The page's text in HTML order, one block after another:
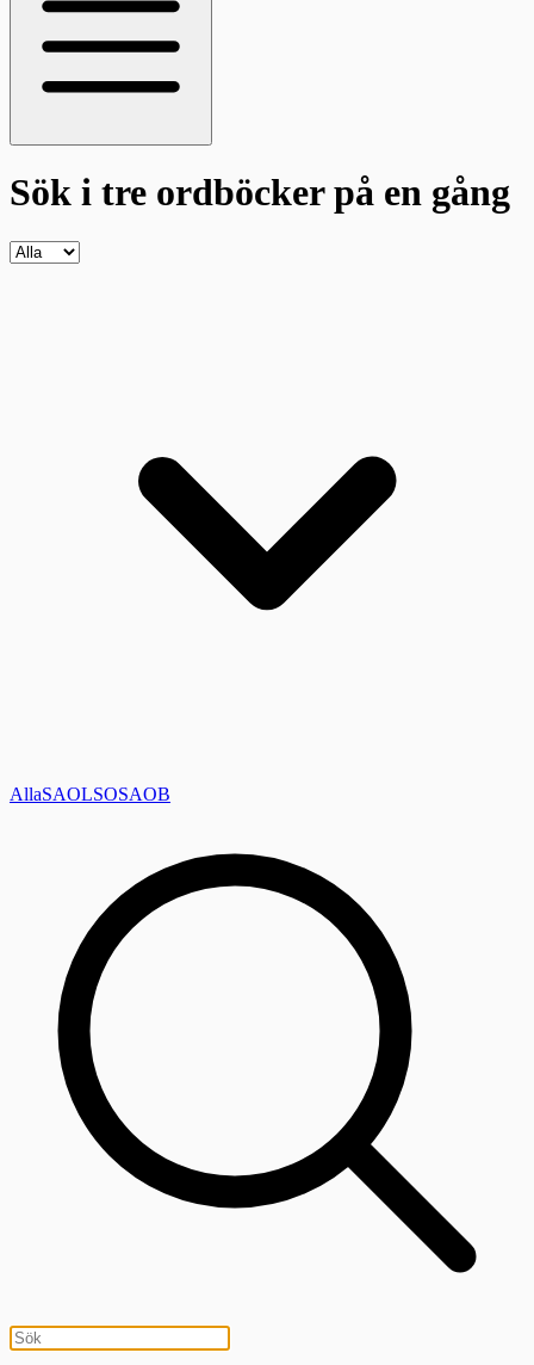
Sök i tre ordböckerpå en gång
AllaSAOLSOSAOB